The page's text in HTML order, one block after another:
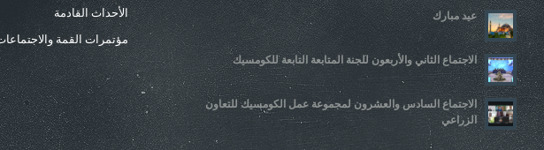
عيد مبارك
الاجتماع الثاني والأربعون للجنة المتابعة التابعة للكومسيك
الاجتماع السادس والعشرون لمجموعة عمل الكومسيك للتعاون
الزراعي
الأحداث القادمة
مؤتمرات القمة